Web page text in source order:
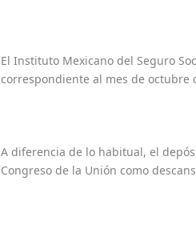
El Instituto Mexicano del Seguro
correspondiente al mes de octubre
A diferencia de lo habitual, el
Congreso de la Unión como